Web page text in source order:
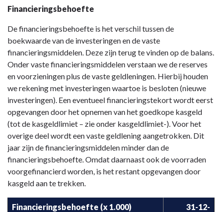
Terug
navigatie
Paragraaf
Financiering
Financiering
Financieringsbehoefte
De financieringsbehoefte is het verschil tussen de
boekwaarde van de investeringen en de vaste
financieringsmiddelen. Deze zijn terug te vinden op de balans.
Onder vaste financieringsmiddelen verstaan we de reserves
en voorzieningen plus de vaste geldleningen. Hierbij houden
we rekening met investeringen waartoe is besloten (nieuwe
investeringen). Een eventueel financieringstekort wordt eerst
opgevangen door het opnemen van het goedkope kasgeld
(tot de kasgeldlimiet – zie onder kasgeldlimiet-). Voor het
overige deel wordt een vaste geldlening aangetrokken. Dit
jaar zijn de financieringsmiddelen minder dan de
financieringsbehoefte. Omdat daarnaast ook de voorraden
voorgefinancierd worden, is het restant opgevangen door
kasgeld aan te trekken.
Financieringsbehoefte (x 1.000)
31-12-